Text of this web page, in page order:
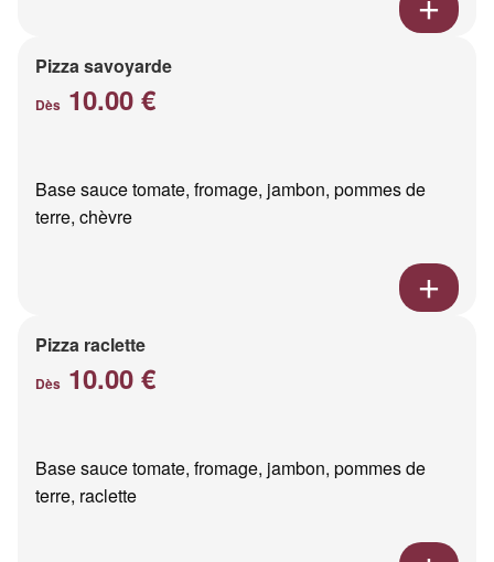
Pizza savoyarde
Dès 10.00 €
Base sauce tomate, fromage, jambon, pommes de
terre, chèvre
Pizza raclette
Dès 10.00 €
Base sauce tomate, fromage, jambon, pommes de
terre, raclette